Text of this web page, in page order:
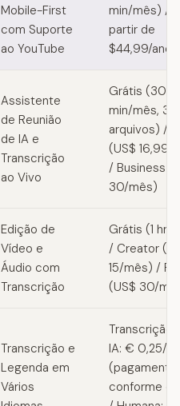
Mobile-First
com Suporte
ao YouTube
min/mês) / a
partir de
$44,99/ano
Assistente
de Reunião
de IA e
Transcrição
ao Vivo
Grátis (30
min/mês, 3
arquivos) /
(US$ 16,99/
/ Business
30/mês)
Edição de
Vídeo e
Áudio com
Transcrição
Grátis (1 hr/
/ Creator
15/mês) /
(US$ 30/
Transcrição e
Legenda em
Vários
Transcrição
IA: € 0,25/
(pagamento
conforme o